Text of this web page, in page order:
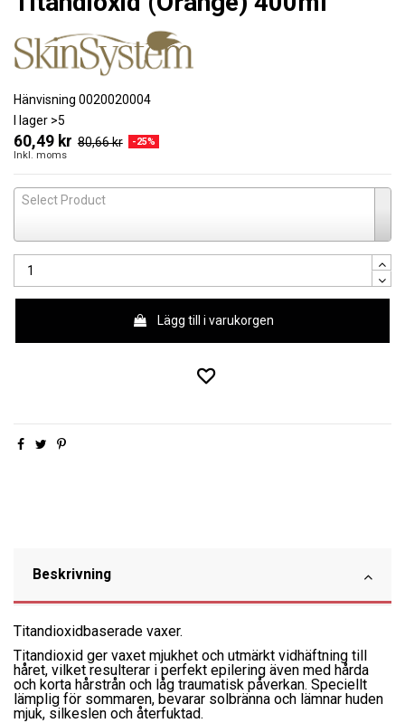
Hänvisning 0020020004
I lager >5
60,49 kr 80,66 kr
-25%
Inkl. moms
Select Product
Lägg till i varukorgen
Beskrivning
Titandioxidbaserade vaxer.
Titandioxid ger vaxet mjukhet och utmärkt vidhäftning till
håret, vilket resulterar i perfekt epilering även med hårda
och korta hårstrån och låg traumatisk påverkan. Speciellt
lämplig för sommaren, bevarar solbränna och lämnar huden
mjuk, silkeslen och återfuktad.